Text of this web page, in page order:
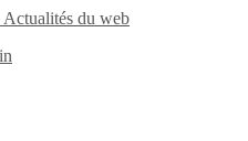
du web